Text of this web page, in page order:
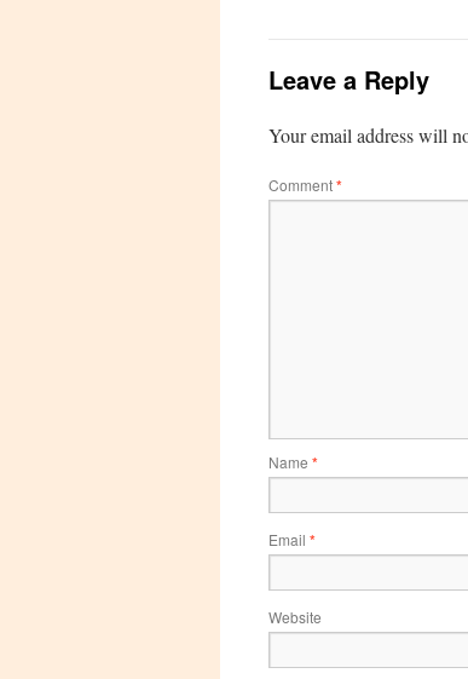
Leave a Reply
Your email address will
Comment*
Name *
Email *
Website